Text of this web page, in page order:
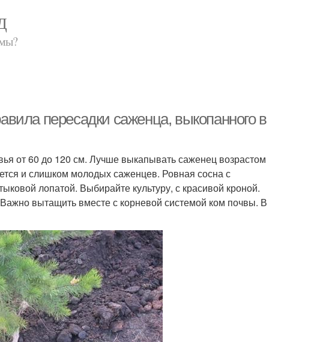
пересадки саженца, выкопанного в
от 60 до 120 см. Лучше выкапывать саженец возрастом
и слишком молодых саженцев. Ровная сосна с
лопатой. Выбирайте культуру, с красивой кроной.
вытащить вместе с корневой системой ком почвы. В